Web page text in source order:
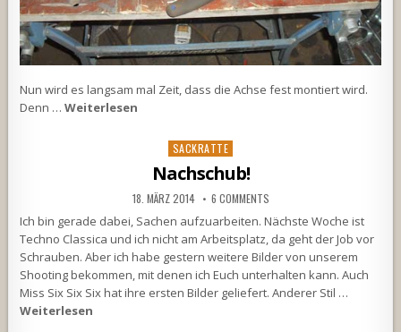
Nun wird es langsam mal Zeit, dass die Achse fest montiert wird.
Denn …Weiterlesen
Posted
SACKRATTE
Nachschub!
18. MÄRZ 2014 6 COMMENTS
Ich bin gerade dabei, Sachen aufzuarbeiten. Nächste Woche ist
Techno Classica und ich nicht am Arbeitsplatz, da geht der Job vor
Schrauben. Aber ich habe gestern weitere Bilder von unserem
Shooting bekommen, mit denen ich Euch unterhalten kann. Auch
Miss Six Six Six hat ihre ersten Bilder geliefert. Anderer Stil …
Weiterlesen